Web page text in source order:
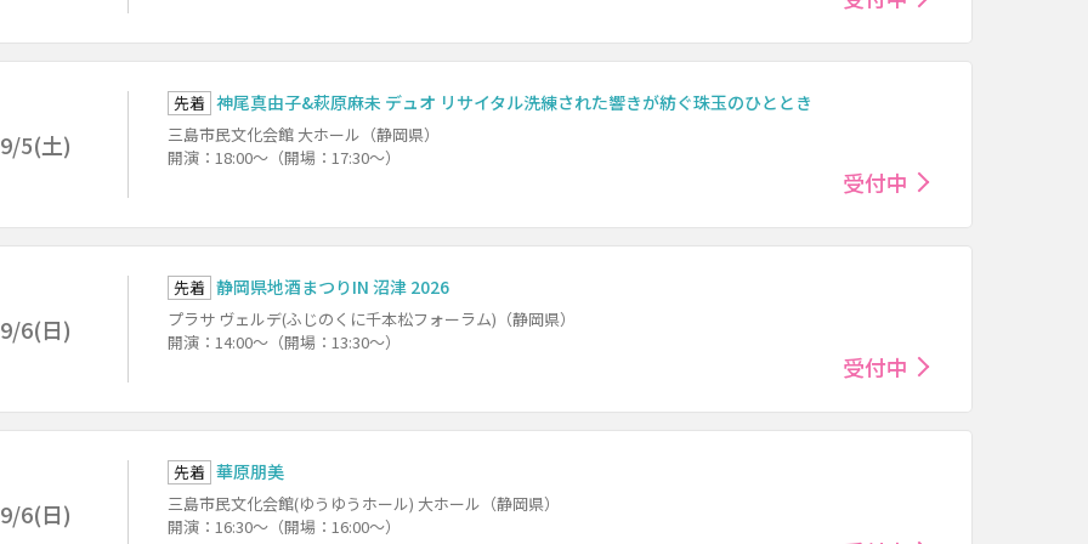
9/5(土)
先着 神尾真由子&萩原麻未 デュオ リサイタル洗練された響きが紡ぐ珠玉のひととき
三島市民文化会館 大ホール（静岡県）
開演：18:00～（開場：17:30～）
受付中
9/6(日)
先着 静岡県地酒まつりIN 沼津 2026
プラサ ヴェルデ(ふじのくに千本松フォーラム)（静岡県）
開演：14:00～（開場：13:30～）
受付中
9/6(日)
先着 華原朋美
三島市民文化会館(ゆうゆうホール) 大ホール（静岡県）
開演：16:30～（開場：16:00～）